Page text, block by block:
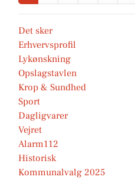
Det sker
Erhvervsprofil
Lykønskning
Opslagstavlen
Krop & Sundhed
Sport
Dagligvarer
Vejret
Alarm112
Historisk
Kommunalvalg 2025